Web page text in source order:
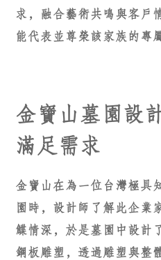
求，融合藝術共鳴與客戶
能代表並尊榮該家族的專
金寶山墓園設
滿足需求
金寶山在為一位台灣極具
園時，設計師了解此企業
鰈情深，於是墓園中設計
鋼板雕塑，透過雕塑與整